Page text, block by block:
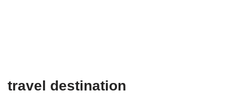
travel destination